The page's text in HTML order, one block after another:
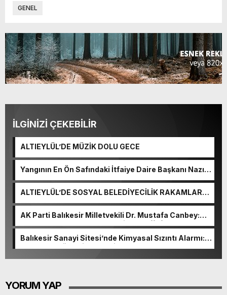
GENEL
İLGİNİZİ ÇEKEBİLİR
ALTIEYLÜL’DE MÜZİK DOLU GECE
Yangının En Ön Safındaki İtfaiye Daire Başkanı Nazım
ALTIEYLÜL’DE SOSYAL BELEDİYECİLİK RAKAMLARA
AK Parti Balıkesir Milletvekili Dr. Mustafa Canbey:
“Medyanın varlığı, demokratik ve şeffaf toplumun
Balıkesir Sanayi Sitesi’nde Kimyasal Sızıntı Alarmı:
52. Sokak Güvenlik Nedeniyle Boşaltıldı
YORUM YAP